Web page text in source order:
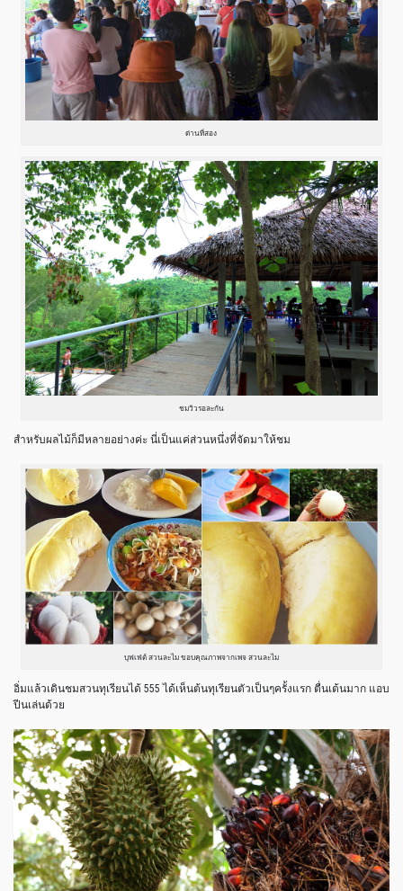
ด่านที่สอง
ชมวิวรอละกัน
สำหรับผลไม้ก็มีหลายอย่างค่ะ นี่เป็นแค่ส่วนหนึ่งที่จัดมาให้ชม
บุฟเฟ่ต์ สวนละไม ขอบคุณภาพจากเพจ สวนละไม
อิ่มแล้วเดินชมสวนทุเรียนได้ 555 ได้เห็นต้นทุเรียนตัวเป็นๆครั้งแรก ตื่นเต้นมาก แอบ
ปีนเล่นด้วย